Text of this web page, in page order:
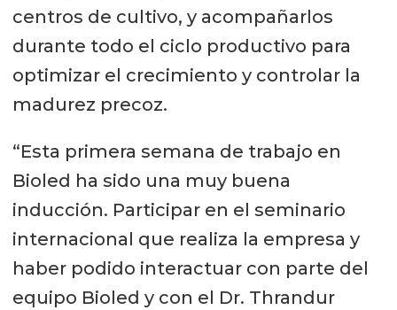
centros de cultivo, y acompañarlos
durante todo el ciclo productivo para
optimizar el crecimiento y controlar la
madurez precoz.
“Esta primera semana de trabajo en
Bioled ha sido una muy buena
inducción. Participar en el seminario
internacional que realiza la empresa y
haber podido interactuar con parte del
equipo Bioled y con el Dr. Thrandur